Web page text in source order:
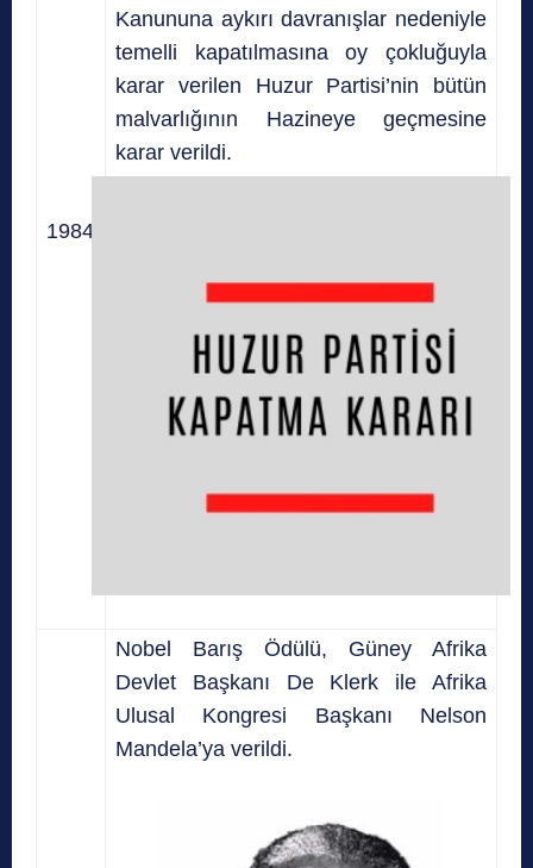
1984
Kanununa aykırı davranışlar nedeniyle
temelli kapatılmasına oy çokluğuyla
karar verilen Huzur Partisi’nin bütün
malvarlığının Hazineye geçmesine
karar verildi.
Nobel Barış Ödülü, Güney Afrika
Devlet Başkanı De Klerk ile Afrika
Ulusal Kongresi Başkanı Nelson
Mandela’ya verildi.